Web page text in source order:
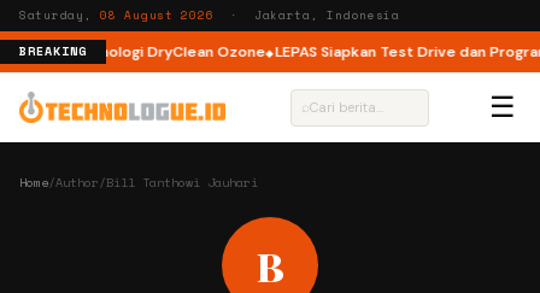
Saturday,08 August 2026 · Jakarta, Indonesia
BREAKINGTeknologi DryClean Ozone LEPAS Siapkan Test Drive dan Program
⌕ ☰
Home/Author/Bill Tanthowi Jauhari
B